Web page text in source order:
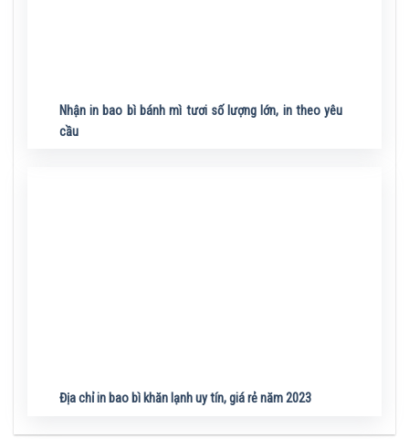
Nhận in bao bì bánh mì tươi số lượng lớn, in theo yêu
cầu
Địa chỉ in bao bì khăn lạnh uy tín, giá rẻ năm 2023